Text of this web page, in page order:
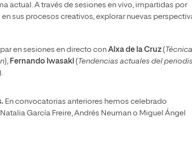
actual. A través de sesiones en vivo, impartidas por
sus procesos creativos, explorar nuevas
en sesiones en directo conAixa de la Cruz(
), Fernando Iwasaki ( Tendencias actuales del
).
En convocatorias anteriores hemos celebrado
García Freire, Andrés Neuman o Miguel Ángel